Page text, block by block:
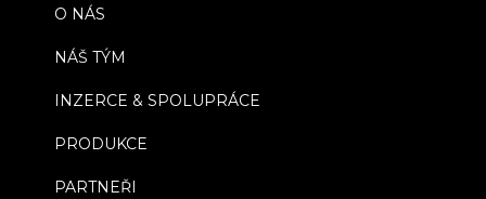
O NÁS
NÁŠ TÝM
INZERCE & SPOLUPRÁCE
PRODUKCE
PARTNEŘI